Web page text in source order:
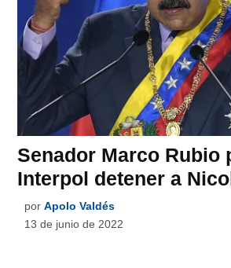
Senador Marco Rubio
Interpol detener a
por Apolo Valdés
13 de junio de 2022